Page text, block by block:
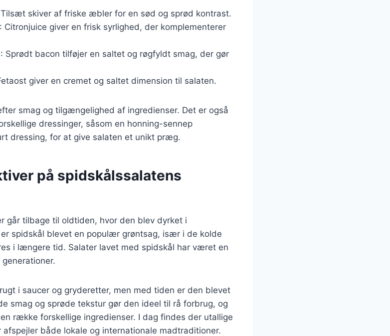
skiver af friske æbler for en sød og sprød kontrast.
: Citronjuice giver en frisk syrlighed, der komplementerer
: Sprødt bacon tilføjer en saltet og røgfyldt smag, der gør
giver en cremet og saltet dimension til salaten.
smag og tilgængelighed af ingredienser. Det er også
dressinger, såsom en honning-sennep
dressing, for at give salaten et unikt præg.
på spidskålssalatens
går tilbage til oldtiden, hvor den blev dyrket i
spidskål blevet en populær grøntsag, især i de kolde
i længere tid. Salater lavet med spidskål har været en
i saucer og gryderetter, men med tiden er den blevet
smag og sprøde tekstur gør den ideel til rå forbrug, og
række forskellige ingredienser. I dag findes der utallige
både lokale og internationale madtraditioner.